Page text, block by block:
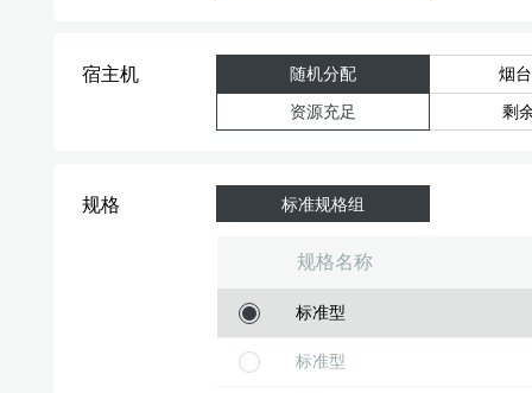
宿主机
随机分配
资源充足
烟
剩
规格 标准规格组
规格名称
标准型
标准型